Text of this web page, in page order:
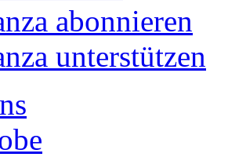
abonnieren
unterstützen